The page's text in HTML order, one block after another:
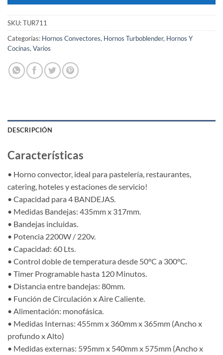
SKU:TUR711
Categorías: Hornos Convectores, Hornos Turboblender, Hornos Y
Cocinas, Varios
DESCRIPCIÓN
Características
• Horno convector, ideal para pastelería, restaurantes,
catering, hoteles y estaciones de servicio!
• Capacidad para 4 BANDEJAS.
• Medidas Bandejas: 435mm x 317mm.
• Bandejas incluidas.
• Potencia 2200W / 220v.
• Capacidad: 60 Lts.
• Control doble de temperatura desde 50°C a 300°C.
• Timer Programable hasta 120 Minutos.
• Distancia entre bandejas: 80mm.
• Función de Circulación x Aire Caliente.
• Alimentación: monofásica.
• Medidas Internas: 455mm x 360mm x 365mm (Ancho x
profundo x Alto)
• Medidas externas: 595mm x 540mm x 575mm (Ancho x